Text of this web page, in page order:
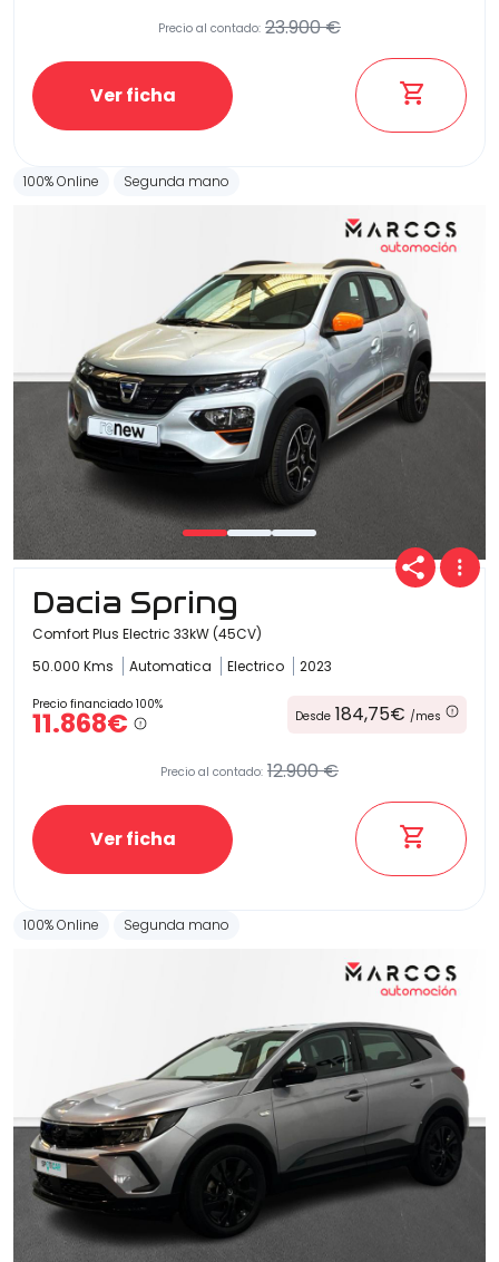
Precio al contado: 23.900 €
Ver ficha
100% Online Segunda mano
Dacia Spring
Comfort Plus Electric 33kW (45CV)
50.000 Kms
Automatica Electrico 2023
Precio financiado 100%
11.868€ Desde 184,75€ /mes
Precio al contado: 12.900 €
Ver ficha
100% Online Segunda mano